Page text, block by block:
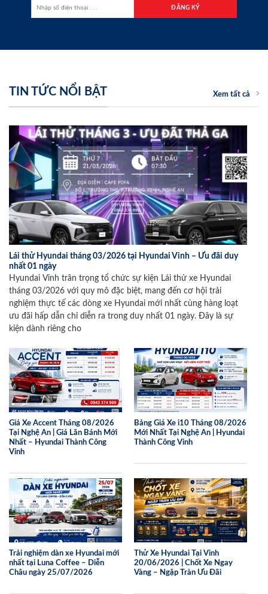
TIN TỨC NỔI BẬT Xem tất cả
Lái thử Hyundai tháng 03/2026 tại Hyundai Vinh – Ưu đãi duy
nhất 01 ngày
Hyundai Vinh trân trọng tổ chức sự kiện Lái thử xe Hyundai
tháng 03/2026 với quy mô đặc biệt, mang đến cơ hội trải
nghiệm thực tế các dòng xe Hyundai mới nhất cùng hàng loạt
ưu đãi hấp dẫn chỉ diễn ra trong duy nhất 01 ngày. Đây là sự
kiện dành riêng cho
Giá Xe Accent Tháng 08/2026
Tại Nghệ An | Giá Lăn Bánh Mới
Nhất – Hyundai Thành Công
Vinh
Bảng Giá Xe i10 Tháng 08/2026
Mới Nhất Tại Nghệ An | Hyundai
Thành Công Vinh
Trải nghiệm dàn xe Hyundai mới
nhất tại Luna Coffee – Diễn
Châu ngày 25/07/2026
Thử Xe Hyundai Tại Vinh
20/06/2026 | Chốt Xe Ngay
Vàng – Ngập Tràn Ưu Đãi